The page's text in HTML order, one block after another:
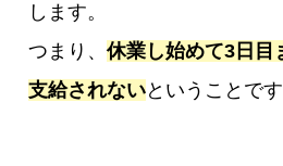
します。
つまり、休業し始めて3日目
支給されないということです